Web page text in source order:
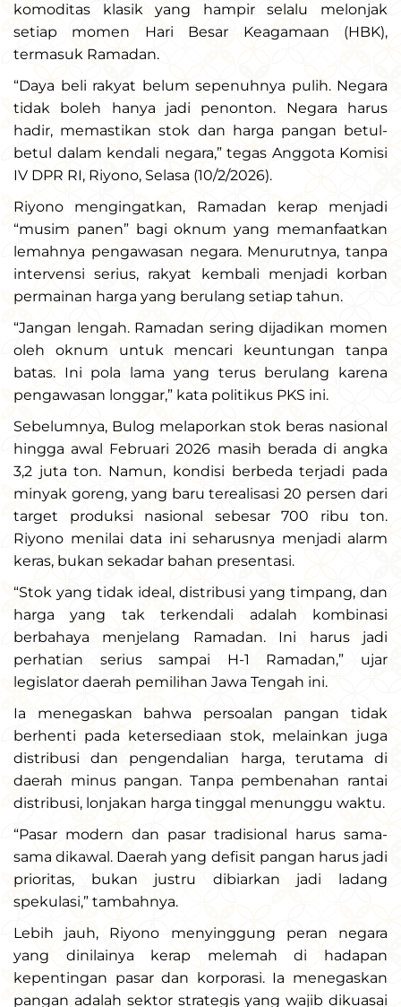
komoditas klasik yang hampir selalu melonjak
setiap momen Hari Besar Keagamaan (HBK),
termasuk Ramadan.
“Daya beli rakyat belum sepenuhnya pulih. Negara
tidak boleh hanya jadi penonton. Negara harus
hadir, memastikan stok dan harga pangan betul-
betul dalam kendali negara,” tegas Anggota Komisi
IV DPR RI, Riyono, Selasa (10/2/2026).
Riyono mengingatkan, Ramadan kerap menjadi
“musim panen” bagi oknum yang memanfaatkan
lemahnya pengawasan negara. Menurutnya, tanpa
intervensi serius, rakyat kembali menjadi korban
permainan harga yang berulang setiap tahun.
“Jangan lengah. Ramadan sering dijadikan momen
oleh oknum untuk mencari keuntungan tanpa
batas. Ini pola lama yang terus berulang karena
pengawasan longgar,” kata politikus PKS ini.
Sebelumnya, Bulog melaporkan stok beras nasional
hingga awal Februari 2026 masih berada di angka
3,2 juta ton. Namun, kondisi berbeda terjadi pada
minyak goreng, yang baru terealisasi 20 persen dari
target produksi nasional sebesar 700 ribu ton.
Riyono menilai data ini seharusnya menjadi alarm
keras, bukan sekadar bahan presentasi.
“Stok yang tidak ideal, distribusi yang timpang, dan
harga yang tak terkendali adalah kombinasi
berbahaya menjelang Ramadan. Ini harus jadi
perhatian serius sampai H-1 Ramadan,” ujar
legislator daerah pemilihan Jawa Tengah ini.
Ia menegaskan bahwa persoalan pangan tidak
berhenti pada ketersediaan stok, melainkan juga
distribusi dan pengendalian harga, terutama di
daerah minus pangan. Tanpa pembenahan rantai
distribusi, lonjakan harga tinggal menunggu waktu.
“Pasar modern dan pasar tradisional harus sama-
sama dikawal. Daerah yang defisit pangan harus jadi
prioritas, bukan justru dibiarkan jadi ladang
spekulasi,” tambahnya.
Lebih jauh, Riyono menyinggung peran negara
yang dinilainya kerap melemah di hadapan
kepentingan pasar dan korporasi. Ia menegaskan
pangan adalah sektor strategis yang wajib dikuasai